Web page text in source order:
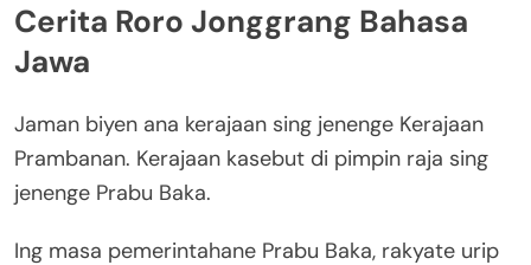
Cerita Roro Jonggrang Bahasa
Jawa
Jaman biyen ana kerajaan sing jenenge Kerajaan
Prambanan. Kerajaan kasebut di pimpin raja sing
jenenge Prabu Baka.
Ing masa pemerintahane Prabu Baka, rakyate urip